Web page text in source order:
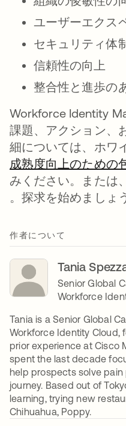
ユーザーエクス
セキュリティ体
信頼性の向上
整合性と進歩の
Workforce Identity
課題、アクション、
細については、ホワ
成熟度向上のための
みください。または、
新しいタブで開く
。探求を始めましょ
作者について
Tania
Senior Global
Workforce
Tania is a Senior Global
Workforce Identity Cloud,
prior experience at Cisco
spent the last decade
help prospects solve
journey. Based out of
learning, trying new
Chihuahua, Poppy.